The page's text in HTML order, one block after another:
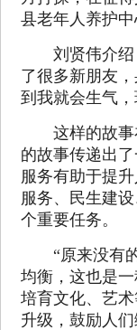
县老年人养护中
刘贤伟介绍，
了很多新朋友
到我就会生气
这样的故事在
的故事传递出
服务有助于提
服务、民生建
个重要任务。
“原来没有的
均衡，这也是
培育文化、艺
升级，鼓励人